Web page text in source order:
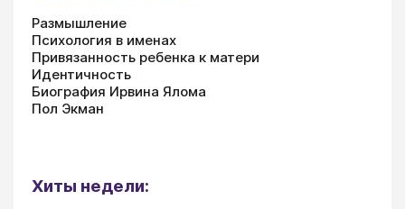
Размышление
Психология в именах
Привязанность ребенка к матери
Идентичность
Биография Ирвина Ялома
Пол Экман
Хиты недели: